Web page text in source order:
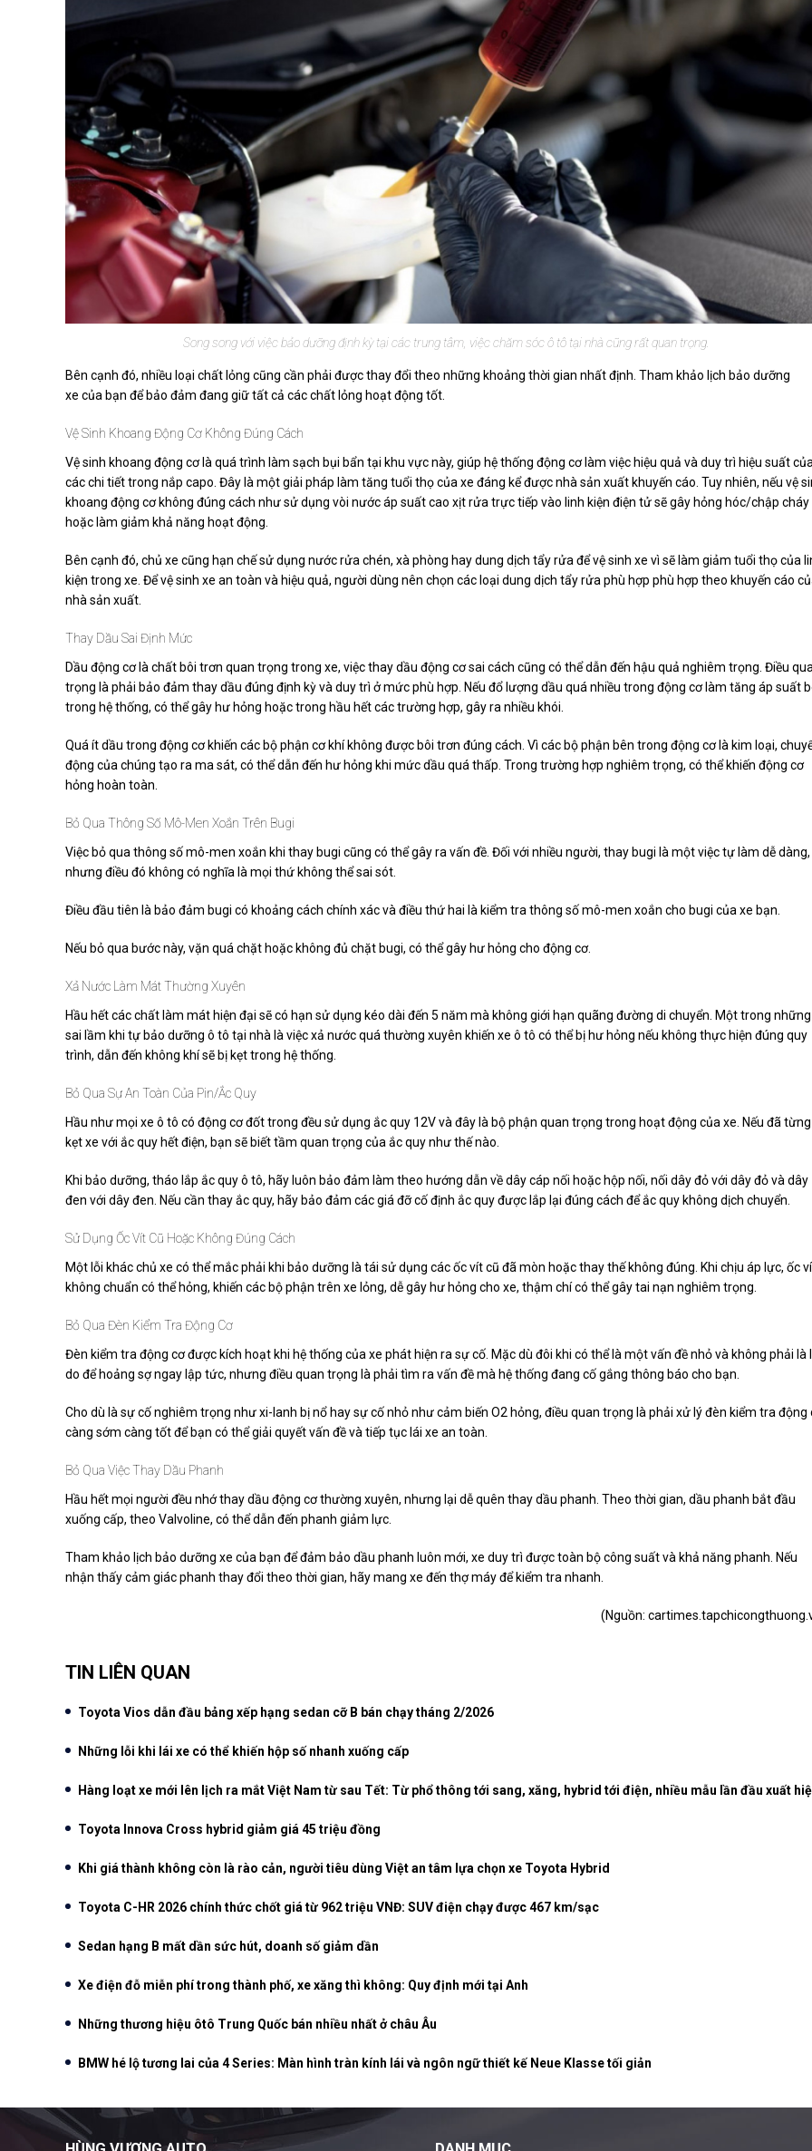
Song song với việc bảo dưỡng định kỳ tại các trung tâm, việc chăm sóc ô tô tại nhà cũng rất quan trọng.
Bên cạnh đó, nhiều loại chất lỏng cũng cần phải được thay đổi theo những khoảng thời gian nhất định. Tham khảo lịch bảo dưỡng
xe của bạn để bảo đảm đang giữ tất cả các chất lỏng hoạt động tốt.
Vệ Sinh Khoang Động Cơ Không Đúng Cách
Vệ sinh khoang động cơ là quá trình làm sạch bụi bẩn tại khu vực này, giúp hệ thống động cơ làm việc hiệu quả và duy trì hiệu suất
các chi tiết trong nắp capo. Đây là một giải pháp làm tăng tuổi thọ của xe đáng kể được nhà sản xuất khuyến cáo. Tuy nhiên, nếu vệ
khoang động cơ không đúng cách như sử dụng vòi nước áp suất cao xịt rửa trực tiếp vào linh kiện điện tử sẽ gây hỏng hóc/chập cháy
hoặc làm giảm khả năng hoạt động.
Bên cạnh đó, chủ xe cũng hạn chế sử dụng nước rửa chén, xà phòng hay dung dịch tẩy rửa để vệ sinh xe vì sẽ làm giảm tuổi thọ của
kiện trong xe. Để vệ sinh xe an toàn và hiệu quả, người dùng nên chọn các loại dung dịch tẩy rửa phù hợp phù hợp theo khuyến cáo
nhà sản xuất.
Thay Dầu Sai Định Mức
Dầu động cơ là chất bôi trơn quan trọng trong xe, việc thay dầu động cơ sai cách cũng có thể dẫn đến hậu quả nghiêm trọng. Điều
trọng là phải bảo đảm thay dầu đúng định kỳ và duy trì ở mức phù hợp. Nếu đổ lượng dầu quá nhiều trong động cơ làm tăng áp suất
trong hệ thống, có thể gây hư hỏng hoặc trong hầu hết các trường hợp, gây ra nhiều khói.
Quá ít dầu trong động cơ khiến các bộ phận cơ khí không được bôi trơn đúng cách. Vì các bộ phận bên trong động cơ là kim loại,
động của chúng tạo ra ma sát, có thể dẫn đến hư hỏng khi mức dầu quá thấp. Trong trường hợp nghiêm trọng, có thể khiến động cơ
hỏng hoàn toàn.
Bỏ Qua Thông Số Mô-Men Xoắn Trên Bugi
Việc bỏ qua thông số mô-men xoắn khi thay bugi cũng có thể gây ra vấn đề. Đối với nhiều người, thay bugi là một việc tự làm dễ dàng,
nhưng điều đó không có nghĩa là mọi thứ không thể sai sót.
Điều đầu tiên là bảo đảm bugi có khoảng cách chính xác và điều thứ hai là kiểm tra thông số mô-men xoắn cho bugi của xe bạn.
Nếu bỏ qua bước này, vặn quá chặt hoặc không đủ chặt bugi, có thể gây hư hỏng cho động cơ.
Xả Nước Làm Mát Thường Xuyên
Hầu hết các chất làm mát hiện đại sẽ có hạn sử dụng kéo dài đến 5 năm mà không giới hạn quãng đường di chuyển. Một trong những
sai lầm khi tự bảo dưỡng ô tô tại nhà là việc xả nước quá thường xuyên khiến xe ô tô có thể bị hư hỏng nếu không thực hiện đúng quy
trình, dẫn đến không khí sẽ bị kẹt trong hệ thống.
Bỏ Qua Sự An Toàn Của Pin/ắc Quy
Hầu như mọi xe ô tô có động cơ đốt trong đều sử dụng ắc quy 12V và đây là bộ phận quan trọng trong hoạt động của xe. Nếu đã từng
kẹt xe với ắc quy hết điện, bạn sẽ biết tầm quan trọng của ắc quy như thế nào.
Khi bảo dưỡng, tháo lắp ắc quy ô tô, hãy luôn bảo đảm làm theo hướng dẫn về dây cáp nối hoặc hộp nối, nối dây đỏ với dây đỏ và dây
đen với dây đen. Nếu cần thay ắc quy, hãy bảo đảm các giá đỡ cố định ắc quy được lắp lại đúng cách để ắc quy không dịch chuyển.
Sử Dụng Ốc Vít Cũ Hoặc Không Đúng Cách
Một lỗi khác chủ xe có thể mắc phải khi bảo dưỡng là tái sử dụng các ốc vít cũ đã mòn hoặc thay thế không đúng. Khi chịu áp lực, ốc
không chuẩn có thể hỏng, khiến các bộ phận trên xe lỏng, dễ gây hư hỏng cho xe, thậm chí có thể gây tai nạn nghiêm trọng.
Bỏ Qua Đèn Kiểm Tra Động Cơ
Đèn kiểm tra động cơ được kích hoạt khi hệ thống của xe phát hiện ra sự cố. Mặc dù đôi khi có thể là một vấn đề nhỏ và không phải là
do để hoảng sợ ngay lập tức, nhưng điều quan trọng là phải tìm ra vấn đề mà hệ thống đang cố gắng thông báo cho bạn.
Cho dù là sự cố nghiêm trọng như xi-lanh bị nổ hay sự cố nhỏ như cảm biến O2 hỏng, điều quan trọng là phải xử lý đèn kiểm tra động
càng sớm càng tốt để bạn có thể giải quyết vấn đề và tiếp tục lái xe an toàn.
Bỏ Qua Việc Thay Dầu Phanh
Hầu hết mọi người đều nhớ thay dầu động cơ thường xuyên, nhưng lại dễ quên thay dầu phanh. Theo thời gian, dầu phanh bắt đầu
xuống cấp, theo Valvoline, có thể dẫn đến phanh giảm lực.
Tham khảo lịch bảo dưỡng xe của bạn để đảm bảo dầu phanh luôn mới, xe duy trì được toàn bộ công suất và khả năng phanh. Nếu
nhận thấy cảm giác phanh thay đổi theo thời gian, hãy mang xe đến thợ máy để kiểm tra nhanh.
(Nguồn:
TIN LIÊN QUAN
Toyota Vios dẫn đầu bảng xếp hạng sedan cỡ B bán chạy tháng 2/2026
Những lỗi khi lái xe có thể khiến hộp số nhanh xuống cấp
Hàng loạt xe mới lên lịch ra mắt Việt Nam từ sau Tết: Từ phổ thông tới sang, xăng, hybrid tới điện, nhiều mẫu lần đầu xuất
Toyota Innova Cross hybrid giảm giá 45 triệu đồng
Khi giá thành không còn là rào cản, người tiêu dùng Việt an tâm lựa chọn xe Toyota Hybrid
Toyota C-HR 2026 chính thức chốt giá từ 962 triệu VNĐ: SUV điện chạy được 467 km/sạc
Sedan hạng B mất dần sức hút, doanh số giảm dần
Xe điện đỗ miễn phí trong thành phố, xe xăng thì không: Quy định mới tại Anh
Những thương hiệu ôtô Trung Quốc bán nhiều nhất ở châu Âu
BMW hé lộ tương lai của 4 Series: Màn hình tràn kính lái và ngôn ngữ thiết kế Neue Klasse tối giản